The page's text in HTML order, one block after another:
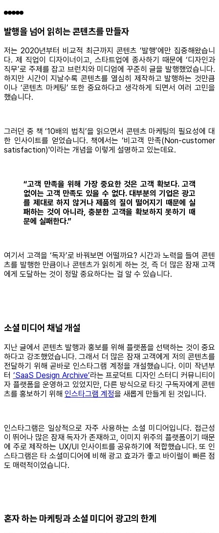
발행을 넘어 읽히는 콘텐츠를 만들자
저는 2020년부터 비교적 최근까지 콘텐츠 ‘발행’에만 집중해왔습니
다. 제 직업이 디자이너이고, 스타트업에 종사하기 때문에 ‘디자인과
직무’로 주제를 잡고 브런치와 미디엄에 꾸준히 글을 발행했었습니다.
하지만 시간이 지날수록 콘텐츠를 열심히 제작하고 발행하는 것만큼
이나 ‘콘텐츠 마케팅’ 또한 중요하다고 생각하게 되면서 여러 고민을
했습니다.
그러던 중 책 ‘10배의 법칙’을 읽으면서 콘텐츠 마케팅의 필요성에 대
한 인사이트를 얻었습니다. 책에서는 ‘비고객 만족(Non-customer
satisfaction)'이라는 개념을 이렇게 설명하고 있는데요.
“고객 만족을 위해 가장 중요한 것은 고객 확보다. 고객
없이는 고객 만족도 있을 수 없다. 대부분의 기업은 광고
를 제대로 하지 않거나 제품의 질이 떨어지기 때문에 실
패하는 것이 아니라, 충분한 고객을 확보하지 못하기 때
문에 실패한다.”
여기서 고객을 ‘독자’로 바꿔보면 어떨까요? 시간과 노력을 들여 콘텐
츠를 발행한 만큼이나 콘텐츠가 읽히게 하는 것, 즉 더 많은 잠재 고객
에게 도달하는 것이 정말 중요하다는 걸 알 수 있습니다.
소셜 미디어 채널 개설
지난 글에서 콘텐츠 발행과 홍보를 위해 플랫폼을 선택하는 것이 중요
하다고 강조했었습니다. 그래서 더 많은 잠재 고객에게 저의 콘텐츠를
전달하기 위해 곧바로 인스타그램 계정을 개설했습니다. 이미 작년부
터 ‘SaaS Design Archive’라는 프로덕트 디자인 스터디 커뮤니티이
자 플랫폼을 운영하고 있었지만, 다른 방식으로 타깃 구독자에게 콘텐
츠를 홍보하기 위해 인스타그램 계정을 새롭게 만들게 된 것입니다.
인스타그램은 일상적으로 자주 사용하는 소셜 미디어입니다. 접근성
이 뛰어나 많은 잠재 독자가 존재하고, 이미지 위주의 플랫폼이기 때문
에 주로 제작하는 UX/UI 인사이트를 공유하기에 적합했습니다. 또 인
스타그램은 타 소셜미디어에 비해 광고 효과가 좋고 바이럴이 빠른 점
도 매력적이었습니다.
혼자 하는 마케팅과 소셜 미디어 광고의 한계